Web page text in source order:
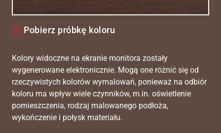
Pobierz próbkę koloru
Kolory widoczne na ekranie monitora zostały
wygenerowane elektronicznie. Mogą one różnić się od
rzeczywistych kolorów wymalowań, ponieważ na odbiór
koloru ma wpływ wiele czynników, m.in. oświetlenie
pomieszczenia, rodzaj malowanego podłoża,
wykończenie i połysk materiału.